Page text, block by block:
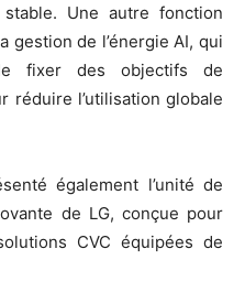
Une autre fonction
gestion de l’énergie AI, qui
fixer des objectifs de
réduire l’utilisation globale
également l’unité de
de LG, conçue pour
CVC équipées de